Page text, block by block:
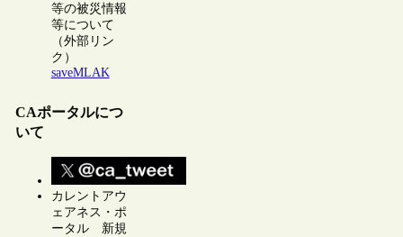
等の被災情報
等について
（外部リン
ク）
saveMLAK
CAポータルにつ
いて
カレントアウ
ェアネス・ポ
ータル 新規